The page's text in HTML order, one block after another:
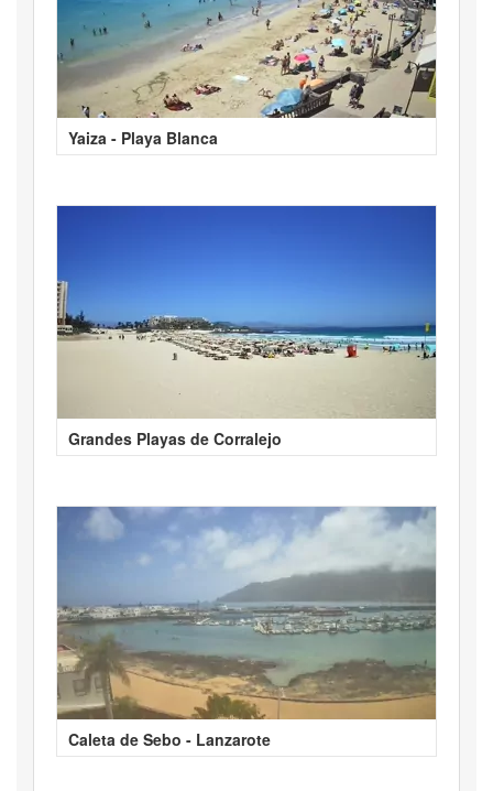
Yaiza - Playa Blanca
Grandes Playas de Corralejo
Caleta de Sebo - Lanzarote